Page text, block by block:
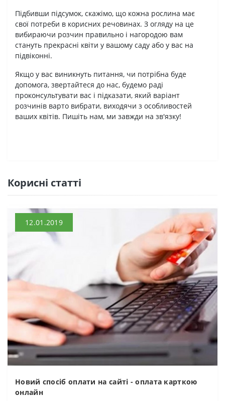
Підбивши підсумок, скажімо, що кожна рослина має
свої потреби в корисних речовинах. З огляду на це
вибираючи розчин правильно і нагородою вам
стануть прекрасні квіти у вашому саду або у вас на
підвіконні.
Якщо у вас виникнуть питання, чи потрібна буде
допомога, звертайтеся до нас, будемо раді
проконсультувати вас і підказати, який варіант
розчинів варто вибрати, виходячи з особливостей
ваших квітів. Пишіть нам, ми завжди на зв'язку!
Кориснi статтi
12.01.2019
Новий спосіб оплати на сайті - оплата карткою
онлайн